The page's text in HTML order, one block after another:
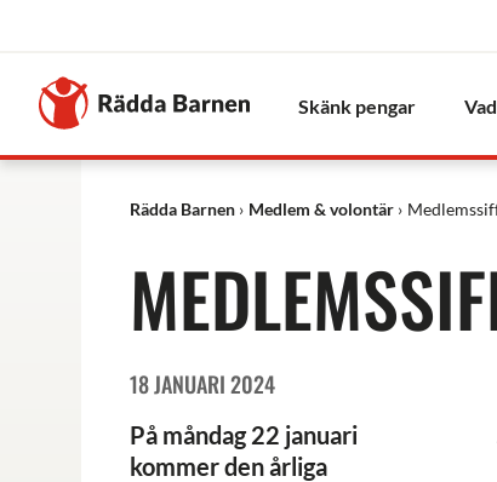
Till
Rädda
Barnens
startsida
Skänk pengar
Rädda Barnen Medlem & volontär
18 JANUARI 2024
På måndag 22 januari
kommer den årliga